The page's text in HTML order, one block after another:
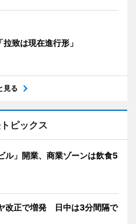
致は現在進行形」
見る
ピックス
ル」開業、商業ゾーンは飲食5
改正で増発 日中は3分間隔で